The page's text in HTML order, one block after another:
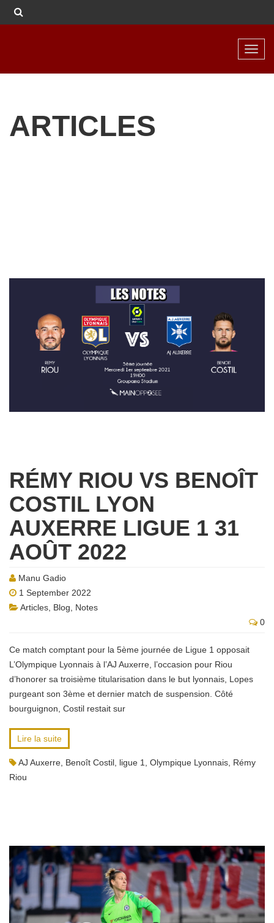
ARTICLES
RÉMY RIOU VS BENOÎT
COSTIL LYON
AUXERRE LIGUE 1 31
AOÛT 2022
Manu Gadio
1 September 2022
Articles Blog
Notes
0
Ce match comptant pour la 5ème journée de Ligue 1 opposait
L’Olympique Lyonnais à l’AJ Auxerre, l’occasion pour Riou
d’honorer sa troisième titularisation dans le but lyonnais, Lopes
purgeant son 3ème et dernier match de suspension. Côté
bourguignon, Costil restait sur
Lire la suite
AJ Auxerre Benoît Costil ligue 1 Olympique Lyonnais Rémy
Riou